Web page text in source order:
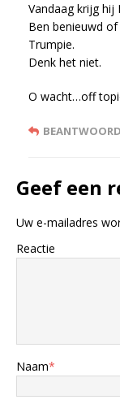
Vandaag krijg hij
Ben benieuwd
Trumpie.
Denk het niet.
O wacht…off
Geef een
Uw e-mailadres
Reactie
Naam*